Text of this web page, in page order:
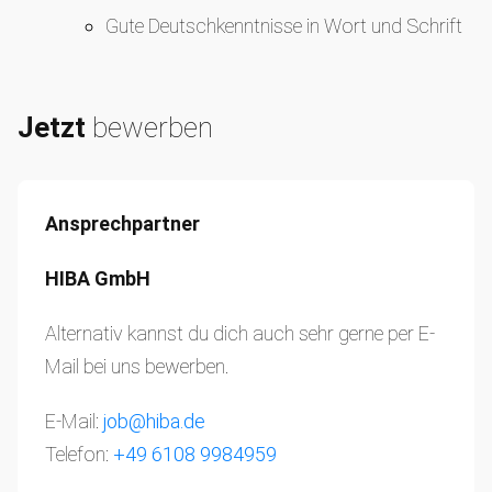
Gute Deutschkenntnisse in Wort und Schrift
Jetzt bewerben
Ansprechpartner
HIBA GmbH
Alternativ kannst du dich auch sehr gerne per E-
Mail bei uns bewerben.
E-Mail: job@hiba.de
Telefon: +49 6108 9984959